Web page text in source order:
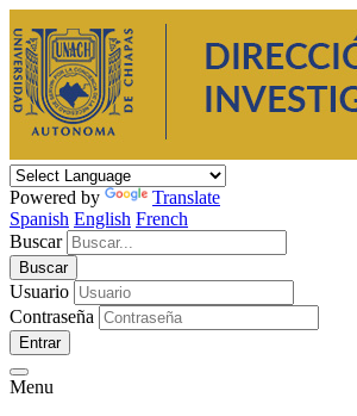
Powered by
Translate
Spanish English French
Buscar
Usuario
Contraseña
Entrar
Menu